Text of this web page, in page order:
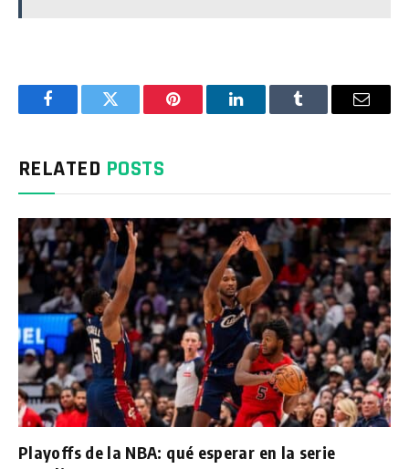
FacebookTwitter Pinterest LinkedInTumblr Email
RELATED POSTS
Playoffs de la NBA: qué esperar en la serie